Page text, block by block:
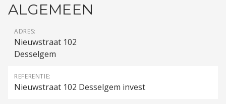
ALGEMEEN
ADRES:
Nieuwstraat 102
Desselgem
REFERENTIE:
Nieuwstraat 102 Desselgem invest